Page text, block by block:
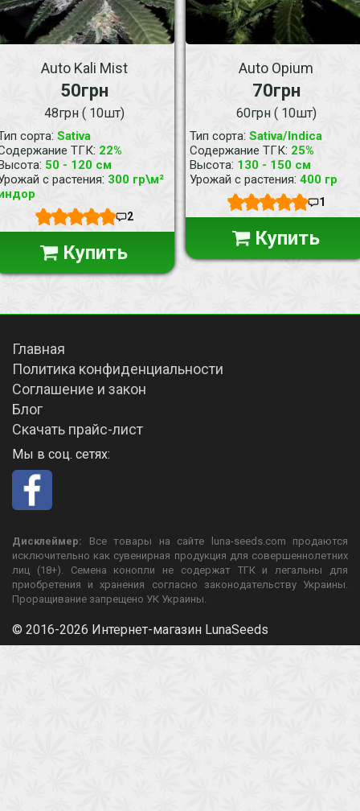
Auto Kali Mist
50грн
48грн ( 10шт)
сорта: Sativa
ТГК: 22%
: 50 - 120 см
с растения: 300 гр\м²
2
Купить
Auto Opium
70грн
60грн ( 10шт)
Тип сорта: Sativa/Indica
Содержание ТГК: 25%
Высота: 130 - 150 см
Урожай с растения: 400 гр
1
Купить
Главная
Политика конфиденциальности
Соглашение и закон
Блог
Скачать прайс-лист
Мы в соц. сетях:
Дисклеймер: Все товары на сайте luna-seeds.com продаются
исключительно как сувенирная продукция для совершеннолетних
лиц (18+). Семена конопли не содержат ТГК и легальны для
приобретения и хранения согласно законодательству Украины.
Проращивание запрещено УК Украины.
© 2016-2026 Интернет-магазин LunaSeeds